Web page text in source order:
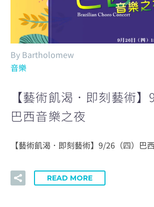
By Bartholomew
音樂
【藝術飢渴．即刻藝術】
巴西音樂之夜
【藝術飢渴．即刻藝術】9/26（四）巴
READ MORE